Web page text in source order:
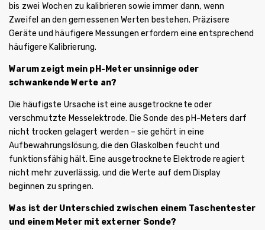
bis zwei Wochen zu kalibrieren sowie immer dann, wenn
Zweifel an den gemessenen Werten bestehen. Präzisere
Geräte und häufigere Messungen erfordern eine entsprechend
häufigere Kalibrierung.
Warum zeigt mein pH-Meter unsinnige oder
schwankende Werte an?
Die häufigste Ursache ist eine ausgetrocknete oder
verschmutzte Messelektrode. Die Sonde des pH-Meters darf
nicht trocken gelagert werden – sie gehört in eine
Aufbewahrungslösung, die den Glaskolben feucht und
funktionsfähig hält. Eine ausgetrocknete Elektrode reagiert
nicht mehr zuverlässig, und die Werte auf dem Display
beginnen zu springen.
Was ist der Unterschied zwischen einem Taschentester
und einem Meter mit externer Sonde?